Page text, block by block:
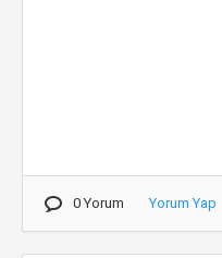
0 Yorum Yorum Yap